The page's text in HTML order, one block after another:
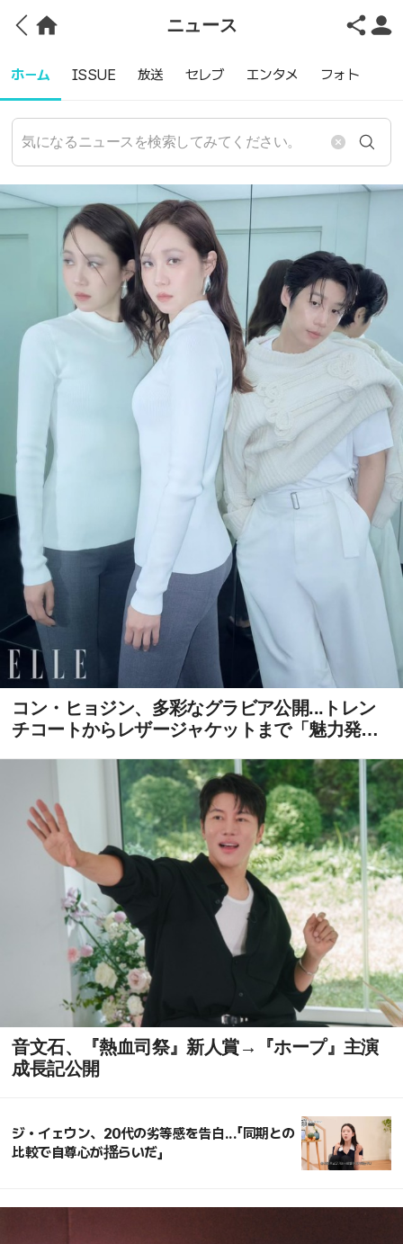
ニュース
ホーム ISSUE 放送 セレブ エンタメ フォト
コン・ヒョジン、多彩なグラビア公開...トレン
チコートからレザージャケットまで「魅力発
音文石、『熱血司祭』新人賞→『ホープ』主演
成長記公開
ジ・イェウン、20代の劣等感を告白...「同期との
比較で自尊心が揺らいだ」